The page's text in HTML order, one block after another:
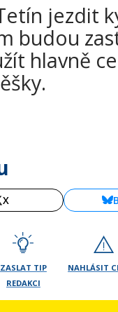
jezdit
budou
hlavně
X
ZASLAT TIP
REDAKCI
NAHLÁSIT